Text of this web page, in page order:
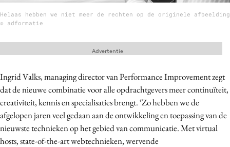
Events
Opleidingen
Topics
Artificial Intelligence
Bureaus
Campagnes
Helaas hebben we niet meer de rechten op de originele afbeelding
© adformatie
Ingrid Valks, managing director van Performance Improvement zegt
dat de nieuwe combinatie voor alle opdrachtgevers meer continuïteit,
creativiteit, kennis en specialisaties brengt. ‘Zo hebben we de
afgelopen jaren veel gedaan aan de ontwikkeling en toepassing van de
nieuwste technieken op het gebied van communicatie. Met virtual
hosts, state-of-the-art webtechnieken, wervende
Advertentie